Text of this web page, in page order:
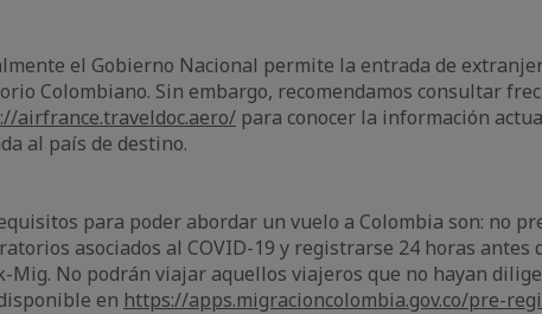
el Gobierno Nacional permite la entrada de
Colombiano. Sin embargo, recomendamos consultar
airfrance.traveldoc.aero/ para conocer la información
al país de destino.
para poder abordar un vuelo a Colombia son: no
asociados al COVID-19 y registrarse 24 horas antes
Mig. No podrán viajar aquellos viajeros que no hayan
en https://apps.migracioncolombia.gov.co/pre-